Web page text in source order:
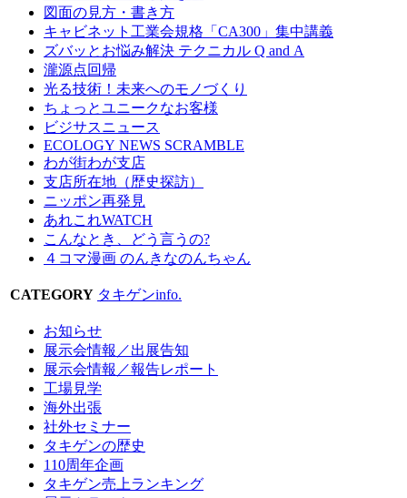
図面の見方・書き方
キャビネット工業会規格「CA300」集中講義
ズバッとお悩み解決 テクニカル Q and A
瀧源点回帰
光る技術！未来へのモノづくり
ちょっとユニークなお客様
ビジサスニュース
ECOLOGY NEWS SCRAMBLE
わが街わが支店
支店所在地（歴史探訪）
ニッポン再発見
あれこれWATCH
こんなとき、どう言うの?
４コマ漫画 のんきなのんちゃん
CATEGORY タキゲンinfo.
お知らせ
展示会情報／出展告知
展示会情報／報告レポート
工場見学
海外出張
社外セミナー
タキゲンの歴史
110周年企画
タキゲン売上ランキング